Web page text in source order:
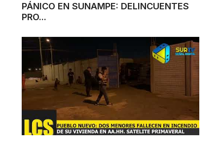
PÁNICO EN SUNAMPE: DELINCUENTES
PRO...